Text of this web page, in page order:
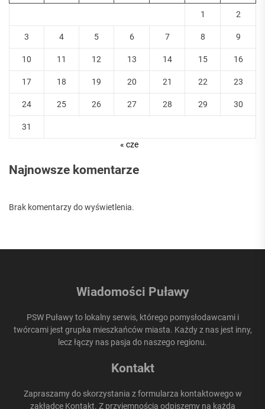
1 2
3 4 5 6 7 8 9
10 11 12 13 14 15 16
17 18 19 20 21 22 23
24 25 26 27 28 29 30
31
« cze
Najnowsze komentarze
Brak komentarzy do wyświetlenia.
Wiadomości Puławy
PSW Puławy to lokalny serwis, którego pomysłodawcami i
twórcami jest grupka mieszkańców miasta. Każdy z nas jest inny,
lecz łączy nas pasja do naszego regionu.
Kontakt
Zapraszamy do skorzystania z formularza kontaktowego w
zakładce Kontakt. Z przyjemnością odpiszemy na każdą